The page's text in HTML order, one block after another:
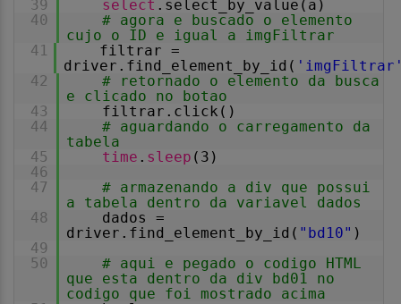
39
select .select_by_value(a)
40
# agora e buscado o elemento
cujo o ID e igual a imgFiltrar
41
filtrar =
driver.find_element_by_id(
42
# retornado o elemento da busca
e clicado no botao
43
filtrar.click()
44
# aguardando o carregamento da
tabela
45
time . sleep (3)
46
47
# armazenando a div que possui
a tabela dentro da variavel dados
48
dados =
driver.find_element_by_id( "bd10" )
49
50
# aqui e pegado o codigo HTML
que esta dentro da div bd01 no
codigo que foi mostrado acima